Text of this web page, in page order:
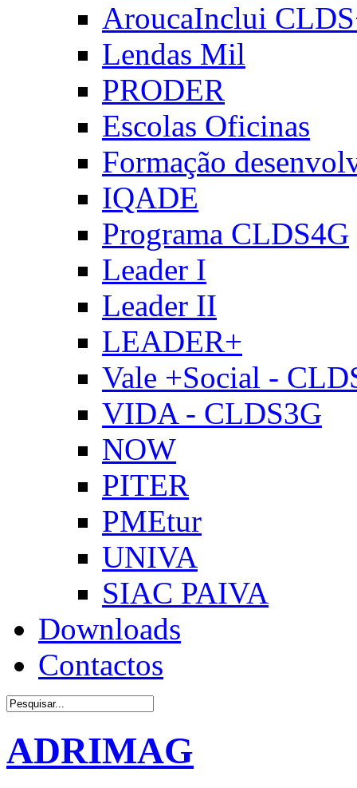
AroucaInclui
Lendas Mil
PRODER
Escolas Oficinas
Formação
IQADE
Programa CLDS4G
Leader I
Leader II
LEADER+
Vale +Social -
VIDA - CLDS3G
NOW
PITER
PMEtur
UNIVA
SIAC PAIVA
Downloads
Contactos
ADRIMAG